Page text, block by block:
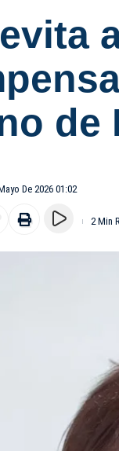
de
De 2026 01:02
2 Min